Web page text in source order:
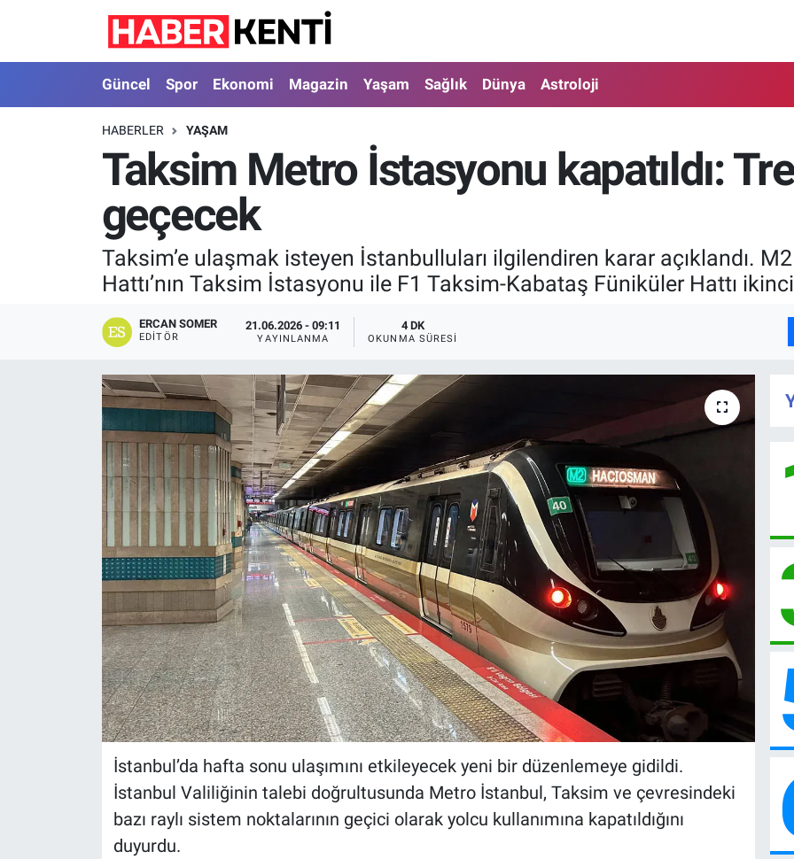
Güncel Spor Ekonomi Magazin Yaşam Sağlık Dünya Astroloji
HABERLER YAŞAM
Taksim Metro İstasyonu kapatıldı:
geçecek
Taksim’e ulaşmak isteyen İstanbulluları ilgilendiren karar açıklandı.
Hattı’nın Taksim İstasyonu ile F1 Taksim-Kabataş Füniküler Hattı
ERCAN SOMER
EDITÖR
21.06.2026 - 09:11
YAYINLANMA
4 DK
OKUNMA SÜRESI
İstanbul’da hafta sonu ulaşımını etkileyecek yeni bir düzenlemeye gidildi.
İstanbul Valiliğinin talebi doğrultusunda Metro İstanbul, Taksim ve çevresindeki
bazı raylı sistem noktalarının geçici olarak yolcu kullanımına kapatıldığını
duyurdu.
Güncel
Spor
Ekonomi
Magazin
Astroloji
Nöbetçi Eczaneler
Hava Durumu
İstanbul Namaz Vakitleri
Trafik Durumu
Süper Lig Puan Durumu ve Fikstür
Tüm Manşetler
Son Dakika Haberleri
Haber Arşivi